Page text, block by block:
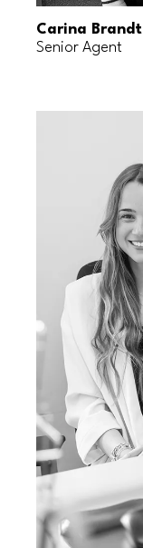
Carina Brandt
Senior Agent